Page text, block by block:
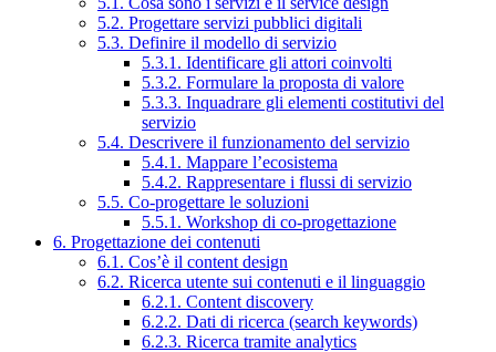
5.2. Progettare servizi pubblici digitali
5.3. Definire il modello di servizio
5.3.1. Identificare gli attori coinvolti
5.3.2. Formulare la proposta di valore
5.3.3. Inquadrare gli elementi costitutivi del
servizio
5.4. Descrivere il funzionamento del servizio
5.4.1. Mappare l’ecosistema
5.4.2. Rappresentare i flussi di servizio
5.5. Co-progettare le soluzioni
5.5.1. Workshop di co-progettazione
6. Progettazione dei contenuti
6.1. Cos’è il content design
6.2. Ricerca utente sui contenuti e il linguaggio
6.2.1. Content discovery
6.2.2. Dati di ricerca (search keywords)
6.2.3. Ricerca tramite analytics